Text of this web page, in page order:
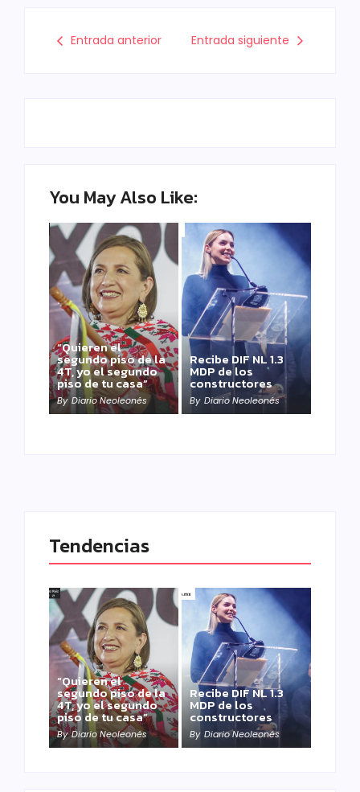
Entrada anterior Entrada siguiente
You May Also Like:
“Quieren el
segundo piso de la
4T, yo el segundo
piso de tu casa”
By Diario Neoleonés
Recibe DIF NL 1.3
MDP de los
constructores
By Diario Neoleonés
Tendencias
“Quieren el
segundo piso de la
4T, yo el segundo
piso de tu casa”
By Diario Neoleonés
Recibe DIF NL 1.3
MDP de los
constructores
By Diario Neoleonés